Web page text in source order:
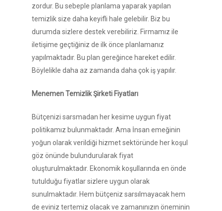
zordur. Bu sebeple planlama yaparak yapılan
temizlik size daha keyifli hale gelebilir. Biz bu
durumda sizlere destek verebiliriz. Firmamız ile
iletişime geçtiğiniz de ilk önce planlamanız
yapılmaktadır. Bu plan gereğince hareket edilir.
Böylelikle daha az zamanda daha çok iş yapılır.
Menemen Temizlik Şirketi Fiyatları
Bütçenizi sarsmadan her kesime uygun fiyat
politikamız bulunmaktadır. Ama İnsan emeğinin
yoğun olarak verildiği hizmet sektöründe her koşul
göz önünde bulundurularak fiyat
oluşturulmaktadır. Ekonomik koşullarında en önde
tutulduğu fiyatlar sizlere uygun olarak
sunulmaktadır. Hem bütçeniz sarsılmayacak hem
de eviniz tertemiz olacak ve zamanınızın öneminin